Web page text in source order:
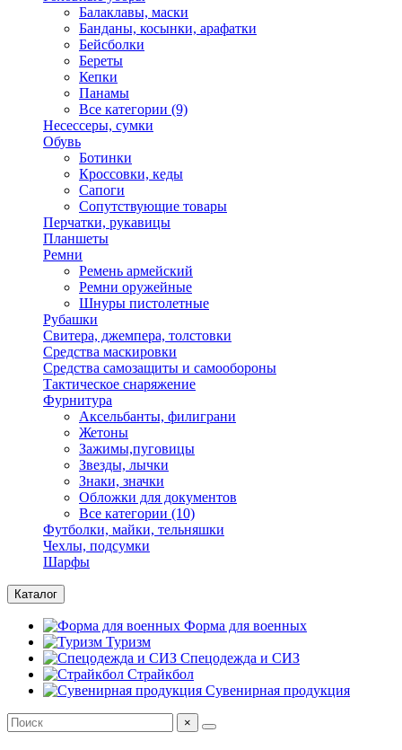
Балаклавы, маски
Банданы, косынки, арафатки
Бейсболки
Береты
Кепки
Панамы
Все категории (9)
Несессеры, сумки
Обувь
Ботинки
Кроссовки, кеды
Сапоги
Сопутствующие товары
Перчатки, рукавицы
Планшеты
Ремни
Ремень армейский
Ремни оружейные
Шнуры пистолетные
Рубашки
Свитера, джемпера, толстовки
Средства маскировки
Средства самозащиты и самообороны
Тактическое снаряжение
Фурнитура
Аксельбанты, филиграни
Жетоны
Зажимы,пуговицы
Звезды, лычки
Знаки, значки
Обложки для документов
Все категории (10)
Футболки, майки, тельняшки
Чехлы, подсумки
Шарфы
Каталог
Форма для военных
Туризм
Спецодежда и СИЗ
Страйкбол
Сувенирная продукция
×